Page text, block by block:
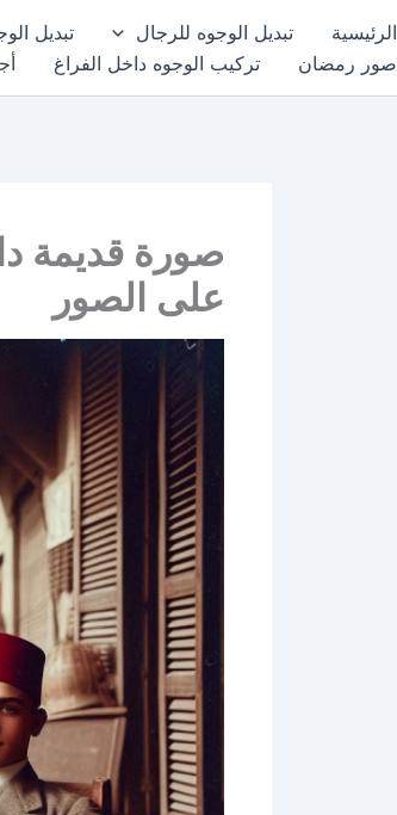
الرئيسية تبديل الوجوه للرجال تبديل
صور رمضان
تركيب الوجوه داخل الفراغ
صورة قديمة
على الصور